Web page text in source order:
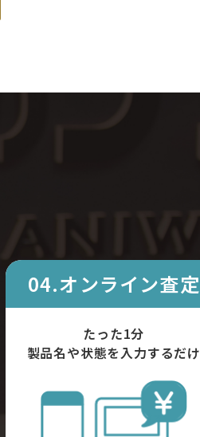
04.オンライン査定
たった1分
製品名や状態を入力するだけ